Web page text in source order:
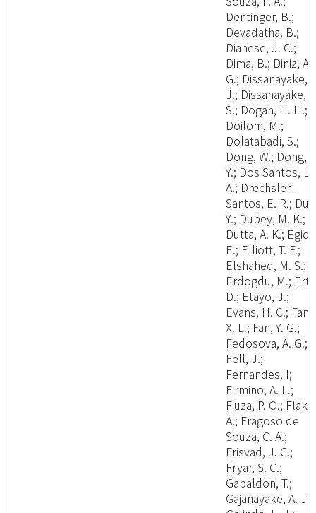
Dentinger, B.;
Devadatha, B.;
Dianese, J. C.;
Dima, B.; Diniz, A.
G.; Dissanayake,
J.; Dissanayake,
S.; Dogan, H. H.;
Doilom, M.;
Dolatabadi, S.;
Dong, W.; Dong,
Y.; Dos Santos, L.
A.; Drechsler-
Santos, E. R.; Du,
Y.; Dubey, M. K.;
Dutta, A. K.; Egidi,
E.; Elliott, T. F.;
Elshahed, M. S.;
Erdogdu, M.;
D.; Etayo, J.;
Evans, H. C.; Fan,
X. L.; Fan, Y. G.;
Fedosova, A. G.;
Fell, J.;
Fernandes, I;
Firmino, A. L.;
Fiuza, P. O.;
A.; Fragoso de
Souza, C. A.;
Frisvad, J. C.;
Fryar, S. C.;
Gabaldon, T.;
Gajanayake, A. J.;